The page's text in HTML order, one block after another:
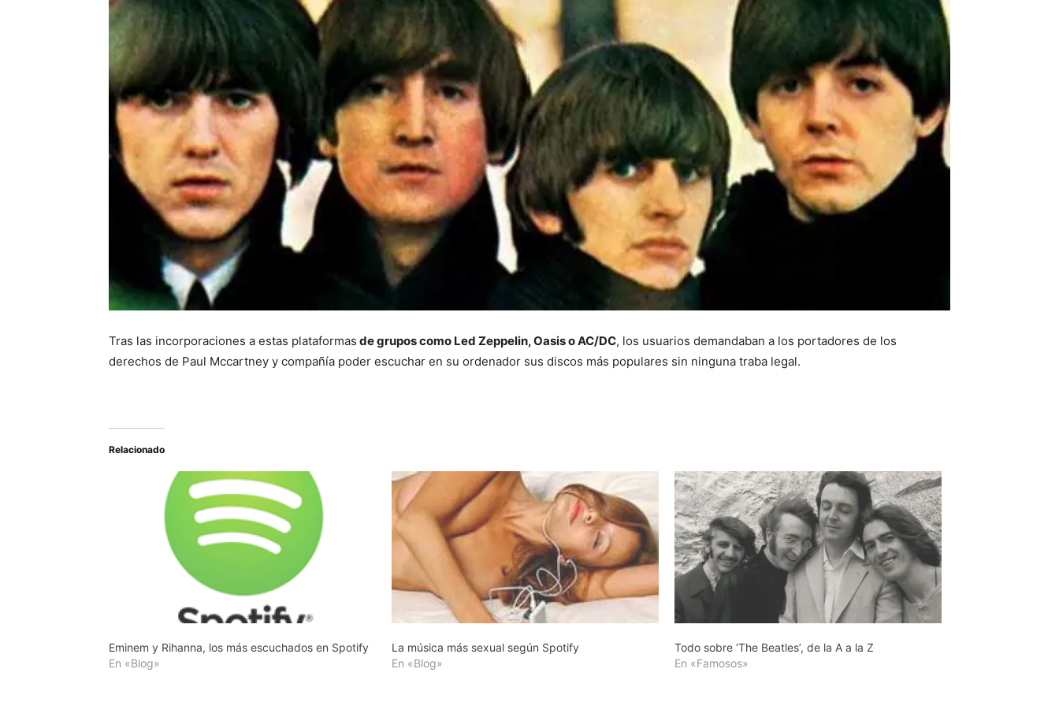
Tras las incorporaciones a estas plataformas de grupos como Led Zeppelin, Oasis o AC/DC, los usuarios demandaban a los portadores de los
derechos de Paul Mccartney y compañía poder escuchar en su ordenador sus discos más populares sin ninguna traba legal.
Relacionado
Eminem y Rihanna, los más escuchados en Spotify
En «Blog»
La música más sexual según Spotify
En «Blog»
Todo sobre ‘The Beatles’, de la A a la Z
En «Famosos»